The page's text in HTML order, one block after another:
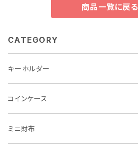
商品一覧に戻る
CATEGORY
キーホルダー
"子供の絵"キーホルダー
"餞別"キーホルダー
コインケース
ワンタッチコインケース ブライドルレザー
ミニ財布